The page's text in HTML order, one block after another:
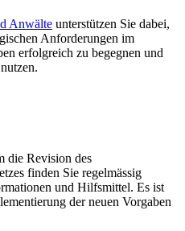
Anwälte unterstützen Sie dabei,
Anforderungen im
erfolgreich zu begegnen und
die Revision des
finden Sie regelmässig
und Hilfsmittel. Es ist
der neuen Vorgaben